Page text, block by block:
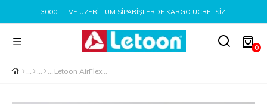
TL VE ÜZERI TÜM SIPARIŞLERDE KARGO ÜCRETSIZ!
0
Letoon AirFlex Move-12 Erkek Beyaz Siyah Spor Ayakkabı